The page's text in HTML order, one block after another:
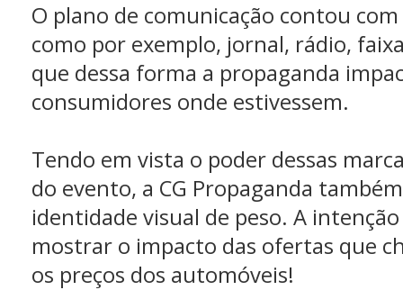
O plano de comunicação contou
como por exemplo, jornal, rádio,
que dessa forma a propaganda
consumidores onde estivessem.
Tendo em vista o poder dessas
do evento, a CG Propaganda
identidade visual de peso. A
mostrar o impacto das ofertas que
os preços dos automóveis!